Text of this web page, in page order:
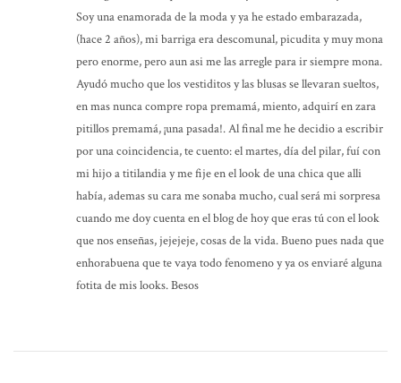
Soy una enamorada de la moda y ya he estado embarazada,
(hace 2 años), mi barriga era descomunal, picudita y muy mona
pero enorme, pero aun asi me las arregle para ir siempre mona.
Ayudó mucho que los vestiditos y las blusas se llevaran sueltos,
en mas nunca compre ropa premamá, miento, adquirí en zara
pitillos premamá, ¡una pasada!. Al final me he decidio a escribir
por una coincidencia, te cuento: el martes, día del pilar, fuí con
mi hijo a titilandia y me fije en el look de una chica que alli
había, ademas su cara me sonaba mucho, cual será mi sorpresa
cuando me doy cuenta en el blog de hoy que eras tú con el look
que nos enseñas, jejejeje, cosas de la vida. Bueno pues nada que
enhorabuena que te vaya todo fenomeno y ya os enviaré alguna
fotita de mis looks. Besos